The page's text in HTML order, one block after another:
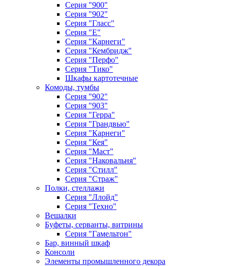
Серия "900"
Серия "902"
Серия "Гласс"
Серия "Е"
Серия "Карнеги"
Серия "Кембридж"
Серия "Перфо"
Серия "Тико"
Шкафы картотечные
Комоды, тумбы
Серия "902"
Серия "903"
Серия "Герра"
Серия "Грандвью"
Серия "Карнеги"
Серия "Кея"
Серия "Маст"
Серия "Наковальня"
Серия "Стилл"
Серия "Страж"
Полки, стеллажи
Серия "Ллойд"
Серия "Техно"
Вешалки
Буфеты, серванты, витрины
Серия "Гамельтон"
Бар, винный шкаф
Консоли
Элементы промышленного декора